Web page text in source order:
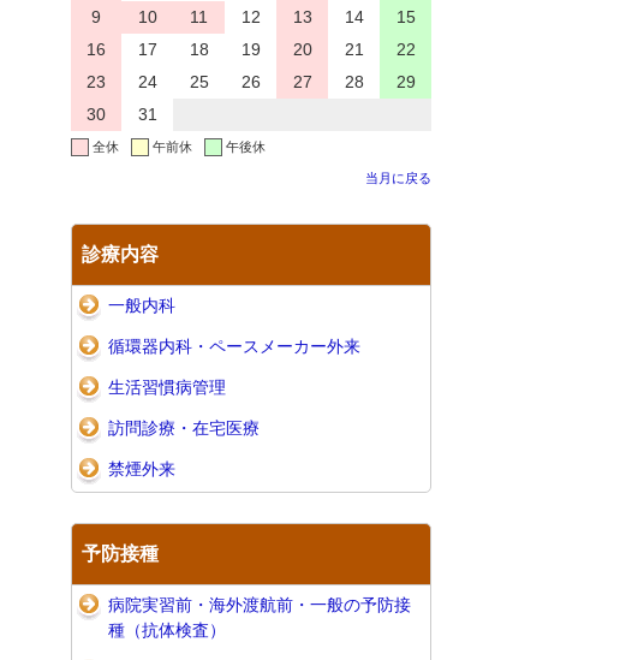
9
10 11 12 13 14
15
16
17 18 19 20 21
22
23
24 25 26 27 28
29
30
31
全休 午前休 午後休
当月に戻る
診療内容
一般内科
循環器内科・ペースメーカー外来
生活習慣病管理
訪問診療・在宅医療
禁煙外来
予防接種
病院実習前・海外渡航前・一般の予防接
種（抗体検査）